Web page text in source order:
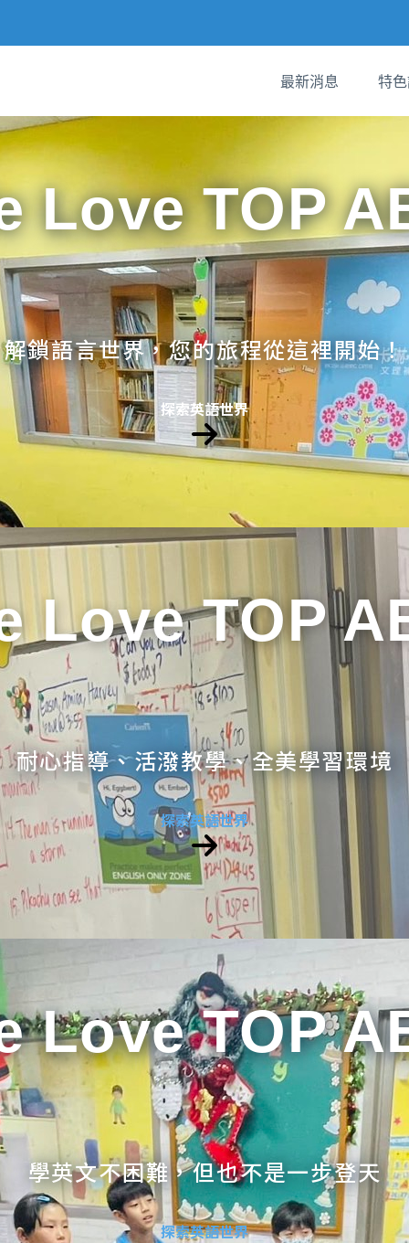
最新消息 特
Love TOP
解鎖語言世界，您的旅程從這裡開始！
探索英語世界
Love TOP
耐心指導、活潑教學、全美學習環境
探索英語世界
Love TOP
學英文不困難，但也不是一步登天
探索英語世界